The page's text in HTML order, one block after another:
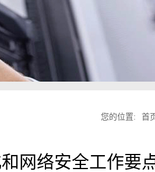
您的位置: 首
网络安全工作要